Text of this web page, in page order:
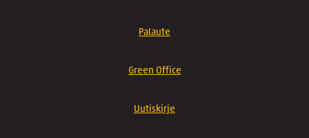
Palaute
Green Office
Uutiskirje